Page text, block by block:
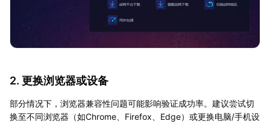
2. 更换浏览器或设备
部分情况下，浏览器兼容性问题可能影响验证成功率。建议尝试切
换至不同浏览器（如Chrome、Firefox、Edge）或更换电脑/手机设